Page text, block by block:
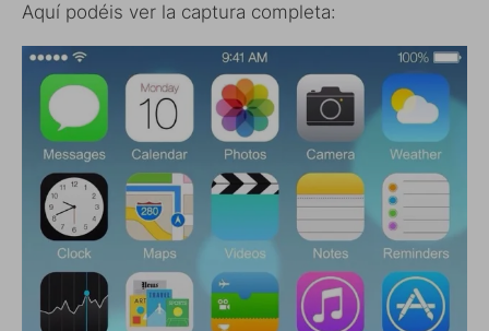
Aquí podéis ver la captura completa: